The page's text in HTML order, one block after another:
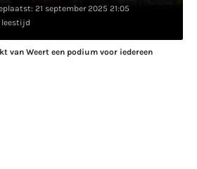
21 september 2025 21:05
leestijd
van Weert een podium voor iedereen